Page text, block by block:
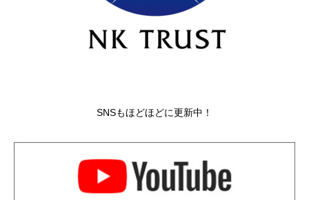
SNSもほどほどに更新中！